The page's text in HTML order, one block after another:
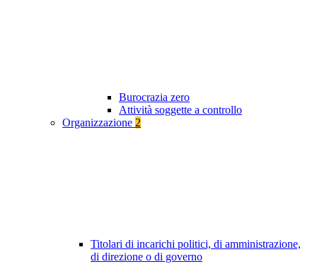
Burocrazia zero
Attività soggette a controllo
Organizzazione 2
Titolari di incarichi politici, di amministrazione,
di direzione o di governo